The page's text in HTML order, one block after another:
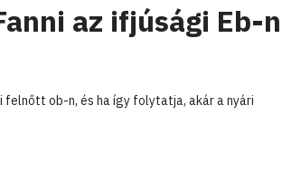
az ifjúsági Eb-n
felnőtt ob-n, és ha így folytatja, akár a nyári